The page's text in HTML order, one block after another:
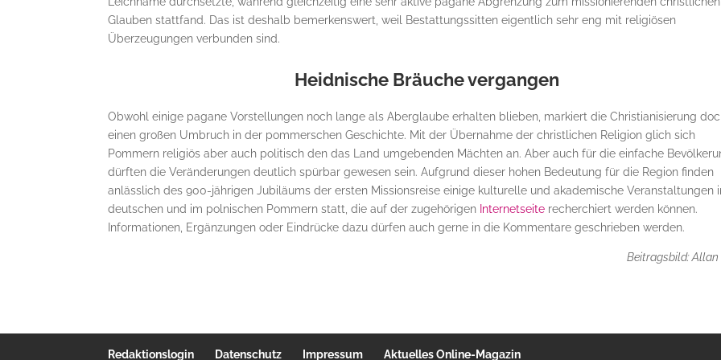
Glauben stattfand. Das ist deshalb bemerkenswert, weil Bestattungssitten eigentlich sehr eng mit religiösen
Überzeugungen verbunden sind.
Heidnische Bräuche vergangen
Obwohl einige pagane Vorstellungen noch lange als Aberglaube erhalten blieben, markiert die Christianisierung
einen großen Umbruch in der pommerschen Geschichte. Mit der Übernahme der christlichen Religion glich sich
Pommern religiös aber auch politisch den das Land umgebenden Mächten an. Aber auch für die einfache
dürften die Veränderungen deutlich spürbar gewesen sein. Aufgrund dieser hohen Bedeutung für die Region finden
anlässlich des 900-jährigen Jubiläums der ersten Missionsreise einige kulturelle und akademische Veranstaltungen
deutschen und im polnischen Pommern statt, die auf der zugehörigen Internetseite recherchiert werden können.
Informationen, Ergänzungen oder Eindrücke dazu dürfen auch gerne in die Kommentare geschrieben werden.
Beitragsbild: Allan
Redaktionslogin Datenschutz Impressum Aktuelles Online-Magazin